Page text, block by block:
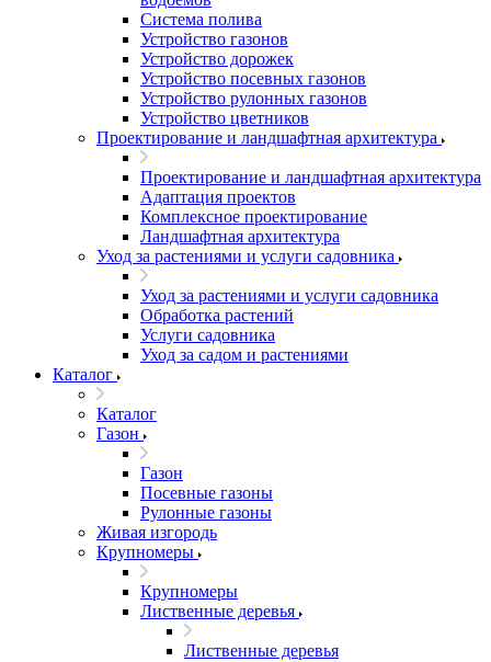
Система полива
Устройство газонов
Устройство дорожек
Устройство посевных газонов
Устройство рулонных газонов
Устройство цветников
Проектирование и ландшафтная архитектура
Проектирование и ландшафтная архитектура
Адаптация проектов
Комплексное проектирование
Ландшафтная архитектура
Уход за растениями и услуги садовника
Уход за растениями и услуги садовника
Обработка растений
Услуги садовника
Уход за садом и растениями
Каталог
Каталог
Газон
Газон
Посевные газоны
Рулонные газоны
Живая изгородь
Крупномеры
Крупномеры
Лиственные деревья
Лиственные деревья